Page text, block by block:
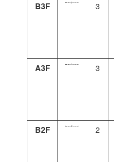
B3F 3
A3F 3
B2F 2